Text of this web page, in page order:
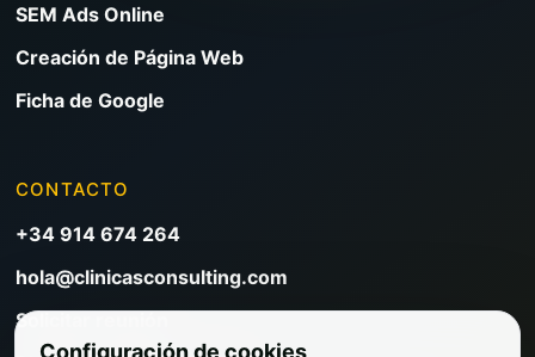
SEM Ads Online
Creación de Página Web
Ficha de Google
CONTACTO
+34 914 674 264
hola@clinicasconsulting.com
Solicitar reunión
Configuración de cookies